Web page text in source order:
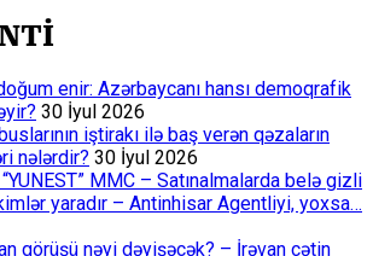
enir: Azərbaycanı hansı demoqrafik
30 İyul 2026
iştirakı ilə baş verən qəzaların
nələrdir? 30 İyul 2026
MMC – Satınalmalarda belə gizli
yaradır – Antinhisar Agentliyi, yoxsa…
görüşü nəyi dəyişəcək? – İrəvan çətin